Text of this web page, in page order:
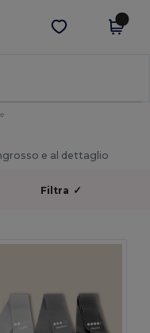
Scarica app
e al dettaglio
Filtra ✓